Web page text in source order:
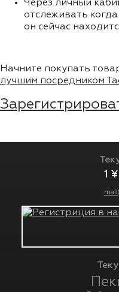
Через личный
отслеживать
он сейчас
Начните покупать
лучшим посредником
1 ¥